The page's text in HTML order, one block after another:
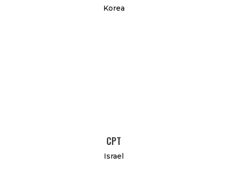
Korea
CPT
Israel